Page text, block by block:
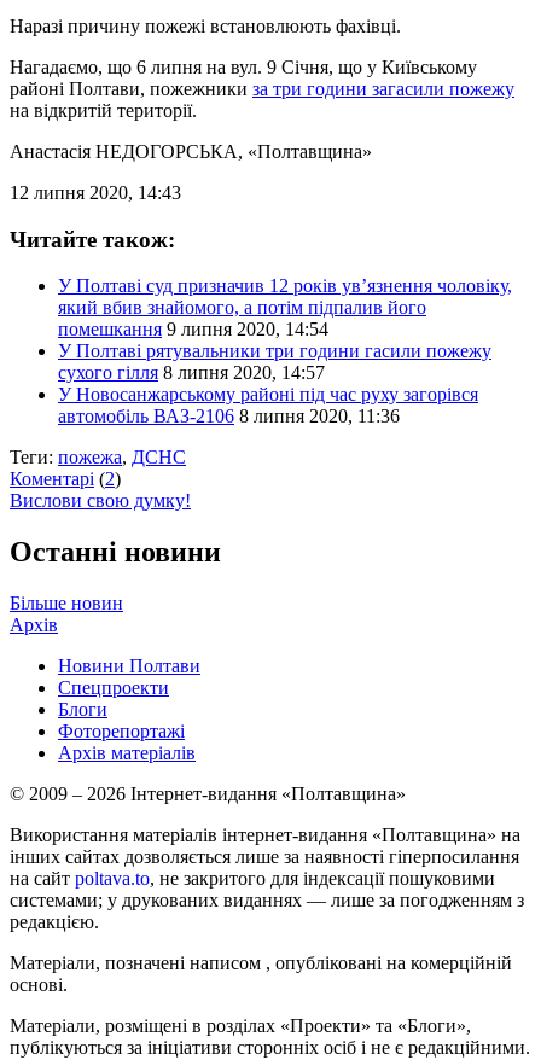
Наразі причину пожежі встановлюють фахівці.
Нагадаємо, що 6 липня на вул. 9 Січня, що у Київському
районі Полтави, пожежники за три години загасили пожежу
на відкритій території.
Анастасія НЕДОГОРСЬКА, «Полтавщина»
12 липня 2020, 14:43
Читайте також:
У Полтаві суд призначив 12 років ув’язнення чоловіку,
який вбив знайомого, а потім підпалив його
помешкання 9 липня 2020, 14:54
У Полтаві рятувальники три години гасили пожежу
сухого гілля 8 липня 2020, 14:57
У Новосанжарському районі під час руху загорівся
автомобіль ВАЗ-2106 8 липня 2020, 11:36
Теги: пожежа, ДСНС
Коментарі (2)
Вислови свою думку!
Останні новини
Більше новин
Архів
Новини Полтави
Спецпроекти
Блоги
Фоторепортажі
Архів матеріалів
© 2009 – 2026 Інтернет-видання «Полтавщина»
Використання матеріалів інтернет-видання «Полтавщина» на
інших сайтах дозволяється лише за наявності гіперпосилання
на сайт poltava.to, не закритого для індексації пошуковими
системами; у друкованих виданнях — лише за погодженням з
редакцією.
Матеріали, позначені написом , опубліковані на комерційній
основі.
Матеріали, розміщені в розділах «Проекти» та «Блоги»,
публікуються за ініціативи сторонніх осіб і не є редакційними.